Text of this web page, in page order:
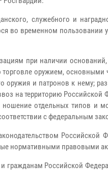
служебного и
во временном пользовании
при наличии
торговле оружием,
оружия и патронов к нему;
на территорию
отдельных типов и
с федеральным
нормативными правовыми
Российской